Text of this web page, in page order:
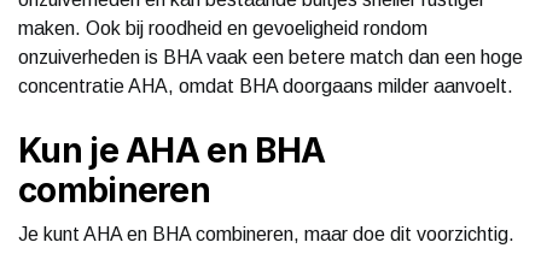
maken. Ook bij roodheid en gevoeligheid rondom
onzuiverheden is BHA vaak een betere match dan een hoge
concentratie AHA, omdat BHA doorgaans milder aanvoelt.
Kun je AHA en BHA
combineren
Je kunt AHA en BHA combineren, maar doe dit voorzichtig.